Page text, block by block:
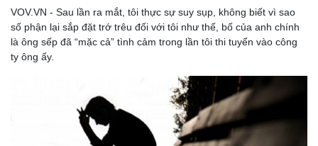
VOV.VN - Sau lần ra mắt, tôi thực sự suy sụp, không biết vì sao
số phận lại sắp đặt trớ trêu đối với tôi như thế, bố của anh chính
là ông sếp đã “mặc cả” tình cảm trong lần tôi thi tuyển vào công
ty ông ấy.